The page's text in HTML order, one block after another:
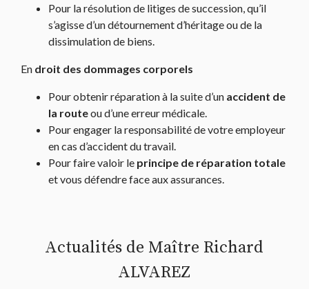
Pour la résolution de litiges de succession, qu’il
s’agisse d’un détournement d’héritage ou de la
dissimulation de biens.
En droit des dommages corporels
Pour obtenir réparation à la suite d’un accident de
la routeou d’une erreur médicale.
Pour engager la responsabilité de votre employeur
en cas d’accident du travail.
Pour faire valoir leprincipe de réparation totale
et vous défendre face aux assurances.
Actualités de Maître Richard
ALVAREZ